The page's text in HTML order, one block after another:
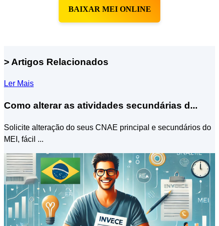
BAIXAR MEI ONLINE
> Artigos Relacionados
Ler Mais
Como alterar as atividades secundárias d...
Solicite alteração do seus CNAE principal e secundários do
MEI, fácil ...